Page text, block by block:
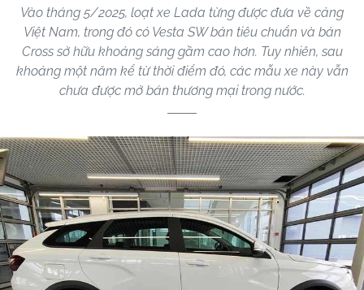
Vào tháng 5/2025, loạt xe Lada từng được đưa về cảng
Việt Nam, trong đó có Vesta SW bản tiêu chuẩn và bản
Cross sở hữu khoảng sáng gầm cao hơn. Tuy nhiên, sau
khoảng một năm kể từ thời điểm đó, các mẫu xe này vẫn
chưa được mở bán thương mại trong nước.